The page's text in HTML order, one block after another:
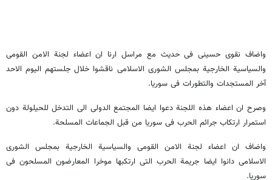
واضاف نقوی حسینی فی حدیث مع مراسل ارنا ان اعضاء لجنة الامن القومی
والسیاسیة الخارجیة بمجلس الشوری الاسلامی ناقشوا خلال جلستهم الیوم الاحد
آخر المستجدات والتطورات فی سوریا.
وصرح ان اعضاء هذه اللجنة دعوا ایضا المجتمع الدولی الی التدخل للحیلولة دون
استمرار ارتکاب جرائم الحرب فی سوریا من قبل الجماعات المسلحة.
واضاف ان اعضاء لجنة الامن القومی والسیاسیة الخارجیة بمجلس الشوری
الاسلامی دانوا ایضا جریمة الحرب التی ارتکبها موخرا المعارضون المسلحون فی
سوریا.